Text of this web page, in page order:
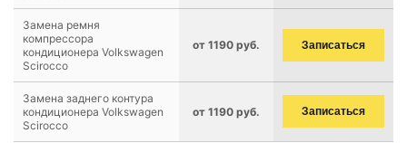
Замена ремня
компрессора
кондиционера Volkswagen
Scirocco
от 1190 руб. Записаться
Замена заднего контура
кондиционера Volkswagen
Scirocco
от 1190 руб. Записаться